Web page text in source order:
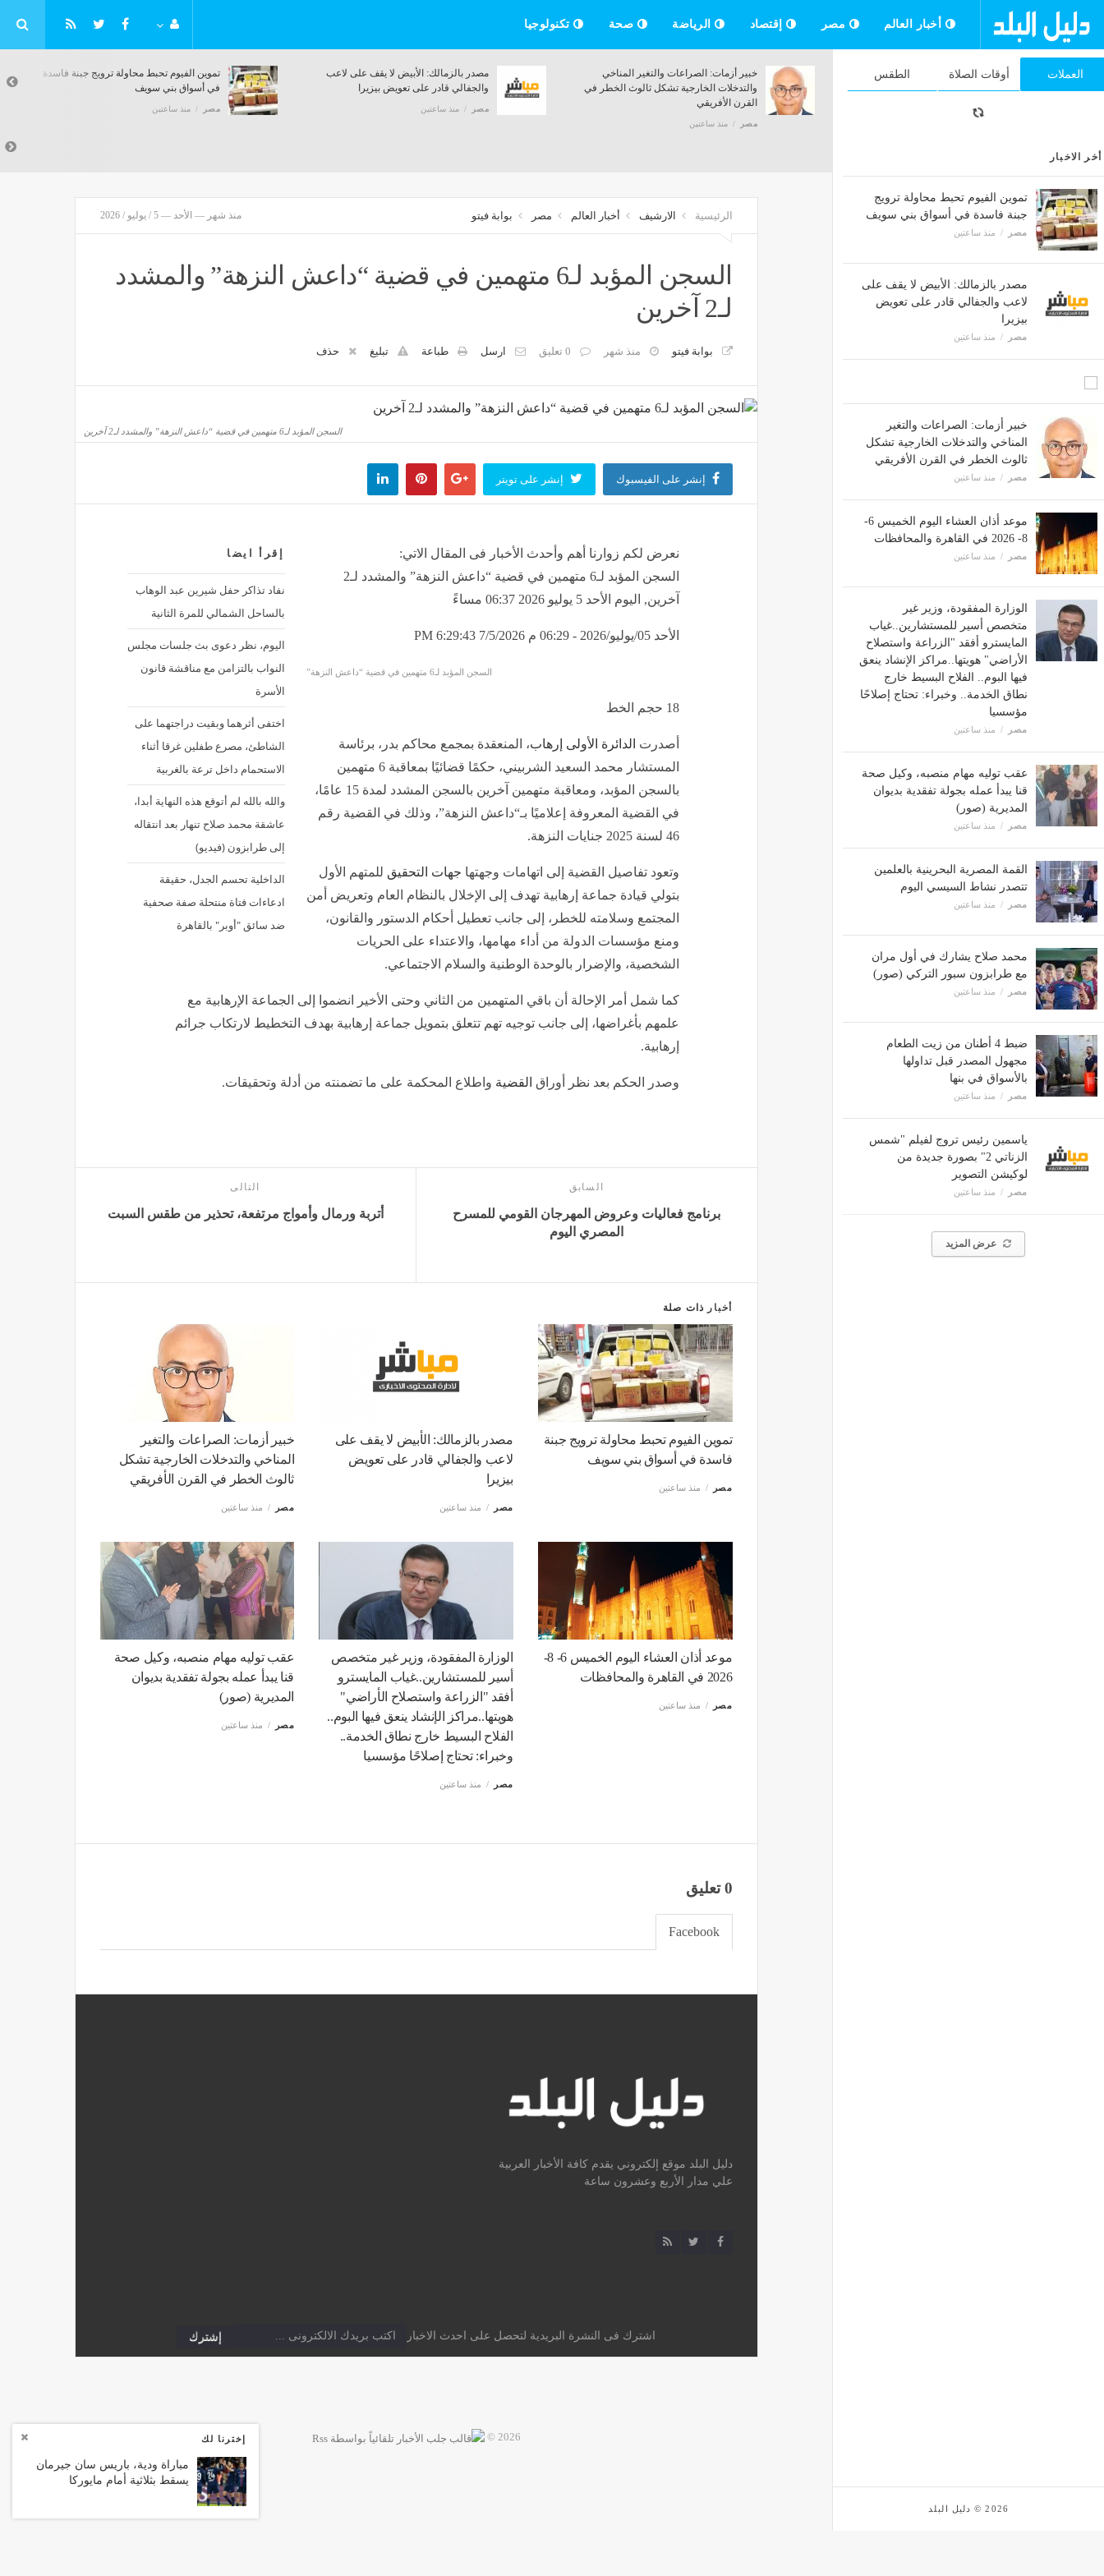
أخبار العالم مصر إقتصاد الرياضة صحة تكنولوجيا
العملات أوقات الصلاة الطقس
أخر الاخبار
تموين الفيوم تحبط محاولة ترويج
جبنة فاسدة في أسواق بني سويف
مصر منذ ساعتين
مصدر بالزمالك: الأبيض لا يقف على
لاعب والجفالي قادر على تعويض
بيزيرا
مصر منذ ساعتين
خبير أزمات: الصراعات والتغير
المناخي والتدخلات الخارجية تشكل
ثالوث الخطر في القرن الأفريقي
مصر منذ ساعتين
موعد أذان العشاء اليوم الخميس 6-
8- 2026 في القاهرة والمحافظات
مصر منذ ساعتين
الوزارة المفقودة، وزير غير
متخصص أسير للمستشارين..غياب
المايسترو أفقد "الزراعة واستصلاح
الأراضي" هويتها..مراكز الإنشاد ينعق
فيها البوم.. الفلاح البسيط خارج
نطاق الخدمة.. وخبراء: تحتاج إصلاحًا
مؤسسيا
مصر منذ ساعتين
عقب توليه مهام منصبه، وكيل صحة
قنا يبدأ عمله بجولة تفقدية بديوان
المديرية (صور)
مصر منذ ساعتين
القمة المصرية البحرينية بالعلمين
تتصدر نشاط السيسي اليوم
مصر منذ ساعتين
محمد صلاح يشارك في أول مران
مع طرابزون سبور التركي (صور)
مصر منذ ساعتين
ضبط 4 أطنان من زيت الطعام
مجهول المصدر قبل تداولها
بالأسواق في بنها
مصر منذ ساعتين
ياسمين رئيس تروج لفيلم "شمس
الزناتي 2" بصورة جديدة من
لوكيشن التصوير
مصر منذ ساعتين
عرض المزيد
2026 © دليل البلد
تموين الفيوم تحبط محاولة ترويج جبنة فاسدة
في أسواق بني سويف
مصر منذ ساعتين
مصدر بالزمالك: الأبيض لا يقف على لاعب
والجفالي قادر على تعويض بيزيرا
مصر منذ ساعتين
خبير أزمات: الصراعات والتغير المناخي
والتدخلات الخارجية تشكل ثالوث الخطر في
القرن الأفريقي
مصر منذ ساعتين
في القاهرة والمحافظات
مصر
الرئيسية الارشيف أخبار العالم مصر بوابة فيتو منذ شهر — الأحد — 5 / يوليو / 2026
السجن المؤبد لـ6 متهمين في قضية “داعش النزهة” والمشدد
لـ2 آخرين
بوابة فيتو منذ شهر 0 تعليق ارسل طباعة تبليغ حذف
السجن المؤبد لـ6 متهمين في قضية “داعش النزهة” والمشدد لـ2 آخرين
إنشر على الفيسبوك إنشر على تويتر
إقرأ ايضا
نفاد تذاكر حفل شيرين عبد الوهاب
بالساحل الشمالي للمرة الثانية
اليوم، نظر دعوى بث جلسات مجلس
النواب بالتزامن مع مناقشة قانون
الأسرة
اختفى أثرهما وبقيت دراجتهما على
الشاطئ، مصرع طفلين غرقا أثناء
الاستحمام داخل ترعة بالغربية
والله بالله لم أتوقع هذه النهاية أبدا،
عاشقة محمد صلاح تنهار بعد انتقاله
إلى طرابزون (فيديو)
الداخلية تحسم الجدل، حقيقة
ادعاءات فتاة منتحلة صفة صحفية
ضد سائق "أوبر" بالقاهرة
نعرض لكم زوارنا أهم وأحدث الأخبار فى المقال الاتي:
السجن المؤبد لـ6 متهمين في قضية “داعش النزهة” والمشدد لـ2
آخرين, اليوم الأحد 5 يوليو 2026 06:37 مساءً
الأحد 05/يوليو/2026 - 06:29 م 7/5/2026 6:29:43 PM
السجن المؤبد لـ6 متهمين في قضية “داعش النزهة”
18 حجم الخط
أصدرت الدائرة الأولى إرهاب، المنعقدة بمجمع محاكم بدر، برئاسة
المستشار محمد السعيد الشربيني، حكمًا قضائيًا بمعاقبة 6 متهمين
بالسجن المؤبد، ومعاقبة متهمين آخرين بالسجن المشدد لمدة 15 عامًا،
في القضية المعروفة إعلاميًا بـ“داعش النزهة”، وذلك في القضية رقم
46 لسنة 2025 جنايات النزهة.
وتعود تفاصيل القضية إلى اتهامات وجهتها جهات التحقيق للمتهم الأول
بتولي قيادة جماعة إرهابية تهدف إلى الإخلال بالنظام العام وتعريض أمن
المجتمع وسلامته للخطر، إلى جانب تعطيل أحكام الدستور والقانون،
ومنع مؤسسات الدولة من أداء مهامها، والاعتداء على الحريات
الشخصية، والإضرار بالوحدة الوطنية والسلام الاجتماعي.
كما شمل أمر الإحالة أن باقي المتهمين من الثاني وحتى الأخير انضموا إلى الجماعة الإرهابية مع
علمهم بأغراضها، إلى جانب توجيه تهم تتعلق بتمويل جماعة إرهابية بهدف التخطيط لارتكاب جرائم
إرهابية.
وصدر الحكم بعد نظر أوراق القضية واطلاع المحكمة على ما تضمنته من أدلة وتحقيقات.
إخترنا لك
مباراة ودية، باريس سان جيرمان
يسقط بثلاثية أمام مايوركا
السابق
برنامج فعاليات وعروض المهرجان القومي للمسرح
المصري اليوم
التالى
أتربة ورمال وأمواج مرتفعة، تحذير من طقس السبت
أخبار ذات صلة
تموين الفيوم تحبط محاولة ترويج جبنة
فاسدة في أسواق بني سويف
مصر منذ ساعتين
مصدر بالزمالك: الأبيض لا يقف على
لاعب والجفالي قادر على تعويض
بيزيرا
مصر منذ ساعتين
خبير أزمات: الصراعات والتغير
المناخي والتدخلات الخارجية تشكل
ثالوث الخطر في القرن الأفريقي
مصر منذ ساعتين
موعد أذان العشاء اليوم الخميس 6- 8-
2026 في القاهرة والمحافظات
مصر منذ ساعتين
الوزارة المفقودة، وزير غير متخصص
أسير للمستشارين..غياب المايسترو
أفقد "الزراعة واستصلاح الأراضي"
هويتها..مراكز الإنشاد ينعق فيها البوم..
الفلاح البسيط خارج نطاق الخدمة..
وخبراء: تحتاج إصلاحًا مؤسسيا
مصر منذ ساعتين
عقب توليه مهام منصبه، وكيل صحة
قنا يبدأ عمله بجولة تفقدية بديوان
المديرية (صور)
مصر منذ ساعتين
0 تعليق
Facebook
دليل البلد موقع إلكتروني يقدم كافة الأخبار العربية
علي مدار الأربع وعشرون ساعة
اشترك فى النشرة البريدية لتحصل على احدث الاخبار
2026 ©